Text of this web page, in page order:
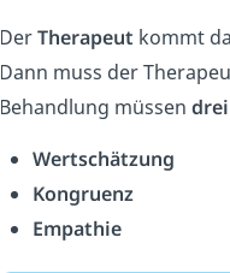
DerTherapeut kommt
Dann muss der
Behandlung müssen drei
Wertschätzung
Kongruenz
Empathie